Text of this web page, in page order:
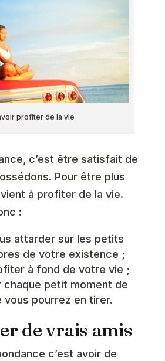
profiter de la vie
c’est être satisfait de
Pour être plus
à profiter de la vie.
:
attarder sur les petits
de votre existence ;
à fond de votre vie ;
chaque petit moment de
vous pourrez en tirer.
de vrais amis
c’est avoir de